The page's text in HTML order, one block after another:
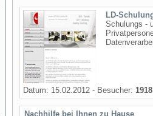
LD-
Schulungs -
Datum: 15.02.2012 - Besucher: 1918
Nachhilfe bei Ihnen zu Hause